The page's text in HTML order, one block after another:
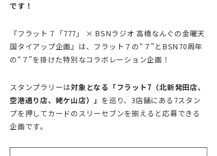
です！
『フラット 7 「777」 × BSNラジオ 高橋なんぐの金曜天
国タイアップ企画』は、フラット７の“７”とBSN70周年
の“７”を掛けた特別なコラボレーション企画！
スタンプラリーは対象となる「フラット7（北新発田店、
空港通り店、姥ケ山店）」 を巡り、3店舗にある7スタン
プを押してカードのスリーセブンを揃えると応募できる
企画です。